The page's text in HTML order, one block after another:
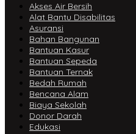
Akses Air Bersih
Alat Bantu Disabilitas
Asuransi
Bahan Bangunan
Bantuan Kasur
Bantuan Sepeda
Bantuan Ternak
Bedah Rumah
Bencana Alam
Biaya Sekolah
Donor Darah
Edukasi